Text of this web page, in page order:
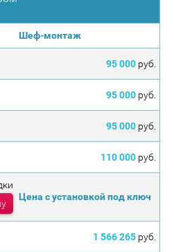
95 000 руб.
95 000 руб.
95 000 руб.
110 000 руб.
1 566 265 руб.